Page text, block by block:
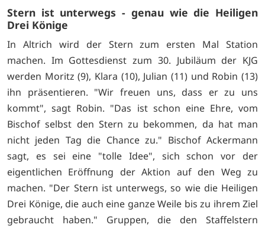
Stern ist unterwegs - genau wie die Heiligen
Drei Könige
In Altrich wird der Stern zum ersten Mal Station
machen. Im Gottesdienst zum 30. Jubiläum der KJG
werden Moritz (9), Klara (10), Julian (11) und Robin (13)
ihn präsentieren. "Wir freuen uns, dass er zu uns
kommt", sagt Robin. "Das ist schon eine Ehre, vom
Bischof selbst den Stern zu bekommen, da hat man
nicht jeden Tag die Chance zu." Bischof Ackermann
sagt, es sei eine "tolle Idee", sich schon vor der
eigentlichen Eröffnung der Aktion auf den Weg zu
machen. "Der Stern ist unterwegs, so wie die Heiligen
Drei Könige, die auch eine ganze Weile bis zu ihrem Ziel
gebraucht haben." Gruppen, die den Staffelstern